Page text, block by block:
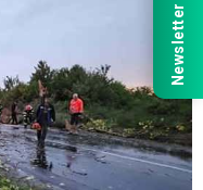
Newsletter